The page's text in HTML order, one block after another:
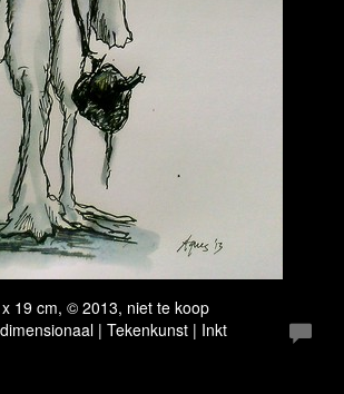
19 cm, © 2013, niet te koop
| Tekenkunst | Inkt